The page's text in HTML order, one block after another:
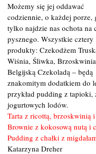
Możemy się jej oddawać
codziennie, o każdej porze,
tylko najdzie nas ochota na
pysznego. Wszystkie cztery
produkty: Czekodżem
Wiśnia, Śliwka,
Belgijską Czekoladą – będą
znakomitym dodatkiem do
przykład pudding z
jogurtowych lodów.
Tarta z ricottą, brzoskwinią
Brownie z kokosową nutą i
Pudding z chałki z
Katarzyna Dreher